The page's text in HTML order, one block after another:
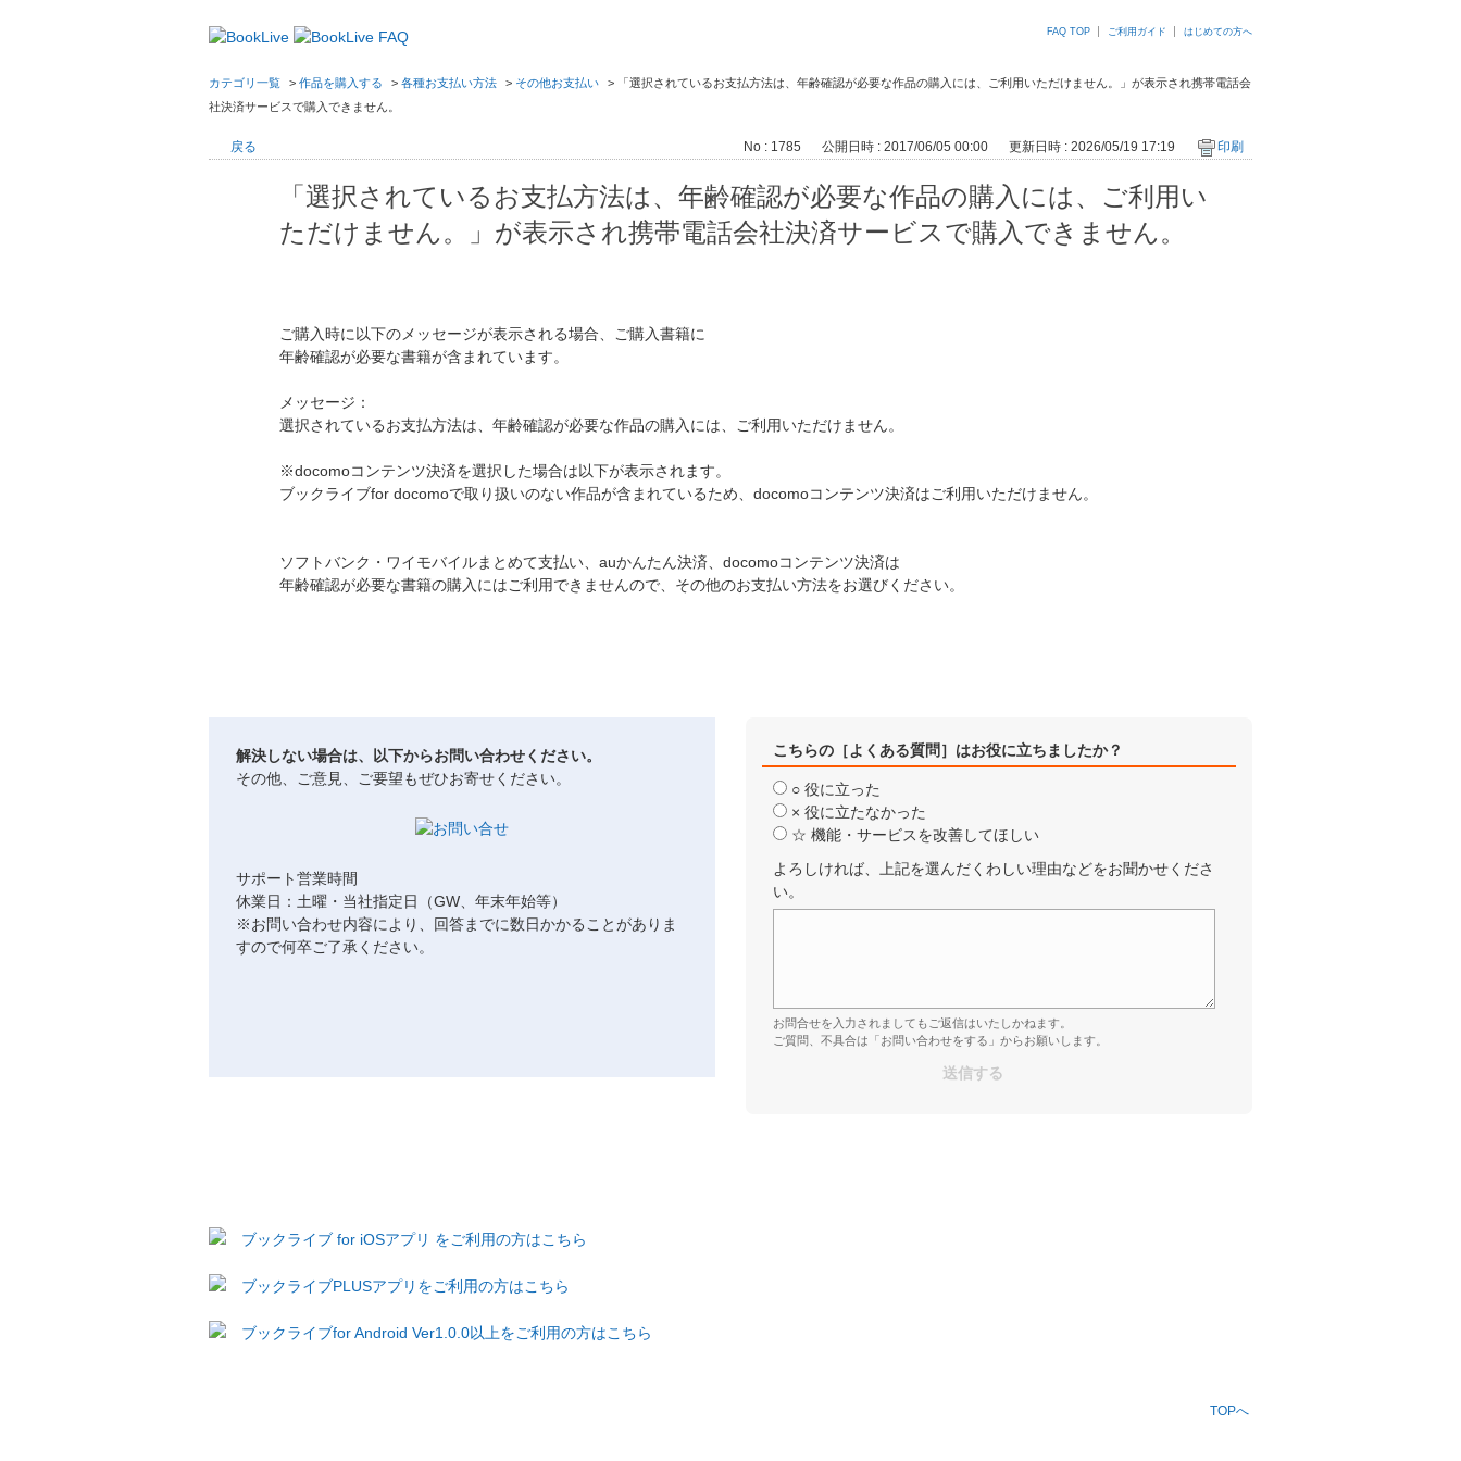
FAQ TOP ご利用ガイド はじめての方へ
カテゴリ一覧 > 作品を購入する > 各種お支払い方法 > その他お支払い >
「選択されているお支払方法は、年齢確認が必要な作品の購入には、ご利用いただけません。」が表示され携帯電話会
社決済サービスで購入できません。
戻る No : 1785 公開日時 : 2017/06/05 00:00 更新日時 : 2026/05/19 17:19 印刷
「選択されているお支払方法は、年齢確認が必要な作品の購入には、ご利用い
ただけません。」が表示され携帯電話会社決済サービスで購入できません。
ご購入時に以下のメッセージが表示される場合、ご購入書籍に
年齢確認が必要な書籍が含まれています。
メッセージ：
選択されているお支払方法は、年齢確認が必要な作品の購入には、ご利用いただけません。
※docomoコンテンツ決済を選択した場合は以下が表示されます。
ブックライブfor docomoで取り扱いのない作品が含まれているため、docomoコンテンツ決済はご利用いただけません。
ソフトバンク・ワイモバイルまとめて支払い、auかんたん決済、docomoコンテンツ決済は
年齢確認が必要な書籍の購入にはご利用できませんので、その他のお支払い方法をお選びください。
解決しない場合は、以下からお問い合わせください。
その他、ご意見、ご要望もぜひお寄せください。
サポート営業時間
休業日：土曜・当社指定日（GW、年末年始等）
※お問い合わせ内容により、回答までに数日かかることがありま
すので何卒ご了承ください。
こちらの［よくある質問］はお役に立ちましたか？
○ 役に立った
× 役に立たなかった
☆ 機能・サービスを改善してほしい
よろしければ、上記を選んだくわしい理由などをお聞かせくださ
い。
お問合せを入力されましてもご返信はいたしかねます。
ご質問、不具合は「お問い合わせをする」からお願いします。
ブックライブ for iOSアプリ をご利用の方はこちら
ブックライブPLUSアプリをご利用の方はこちら
ブックライブfor Android Ver1.0.0以上をご利用の方はこちら
TOPへ